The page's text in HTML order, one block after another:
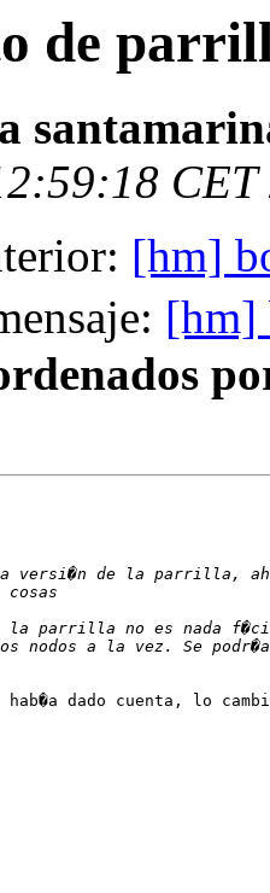
de
CET
[hm]
[hm]
hab�a dado cuenta, lo